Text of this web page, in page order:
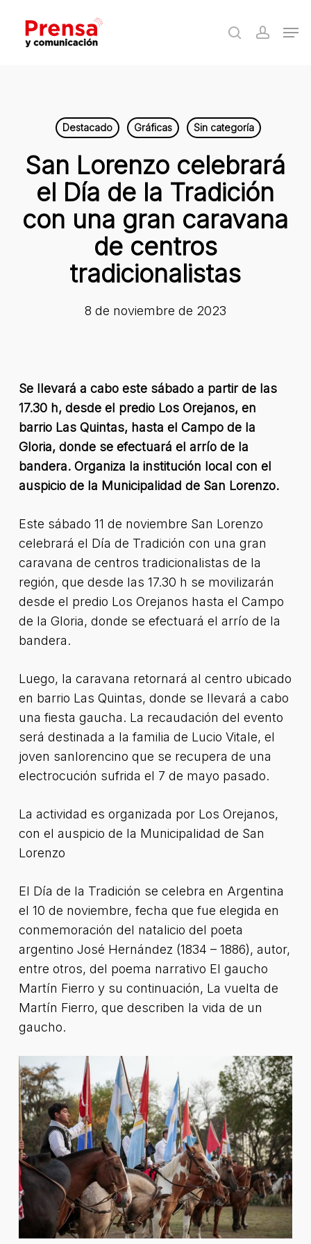
main
search
Destacado Gráficas Sin categoría
San Lorenzo celebrará
el Día de la Tradición
con una gran caravana
de centros
tradicionalistas
8 de noviembre de 2023
Se llevará a cabo este sábado a partir de las
17.30 h, desde el predio Los Orejanos, en
barrio Las Quintas, hasta el Campo de la
Gloria, donde se efectuará el arrío de la
bandera. Organiza la institución local con el
auspicio de la Municipalidad de San Lorenzo.
Este sábado 11 de noviembre San Lorenzo
celebrará el Día de Tradición con una gran
caravana de centros tradicionalistas de la
región, que desde las 17.30 h se movilizarán
desde el predio Los Orejanos hasta el Campo
de la Gloria, donde se efectuará el arrío de la
bandera.
Luego, la caravana retornará al centro ubicado
en barrio Las Quintas, donde se llevará a cabo
una fiesta gaucha. La recaudación del evento
será destinada a la familia de Lucio Vitale, el
joven sanlorencino que se recupera de una
electrocución sufrida el 7 de mayo pasado.
La actividad es organizada por Los Orejanos,
con el auspicio de la Municipalidad de San
Lorenzo
El Día de la Tradición se celebra en Argentina
el 10 de noviembre, fecha que fue elegida en
conmemoración del natalicio del poeta
argentino José Hernández (1834 – 1886), autor,
entre otros, del poema narrativo El gaucho
Martín Fierro y su continuación, La vuelta de
Martín Fierro, que describen la vida de un
gaucho.